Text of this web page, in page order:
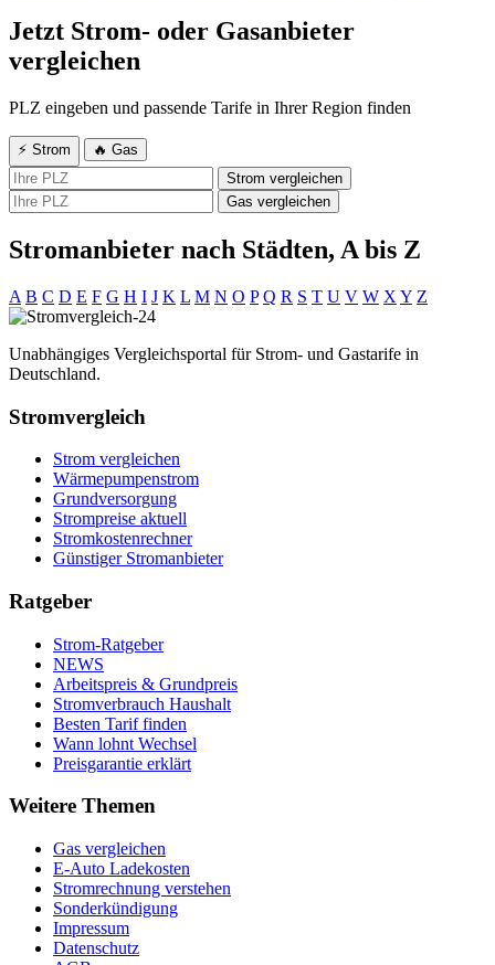
Jetzt Strom- oder Gasanbieter
vergleichen
PLZ eingeben und passende Tarife in Ihrer Region finden
⚡ Strom
🔥 Gas
Strom vergleichen
Gas vergleichen
Stromanbieter nach Städten, A bis Z
A B C D E F G H I J K L M N O P Q R S T U V W X Y Z
Unabhängiges Vergleichsportal für Strom- und Gastarife in
Deutschland.
Stromvergleich
Strom vergleichen
Wärmepumpenstrom
Grundversorgung
Strompreise aktuell
Stromkostenrechner
Günstiger Stromanbieter
Ratgeber
Strom-Ratgeber
NEWS
Arbeitspreis & Grundpreis
Stromverbrauch Haushalt
Besten Tarif finden
Wann lohnt Wechsel
Preisgarantie erklärt
Weitere Themen
Gas vergleichen
E-Auto Ladekosten
Stromrechnung verstehen
Sonderkündigung
Impressum
Datenschutz